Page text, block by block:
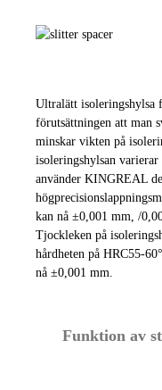
Ultralätt isoleringshylsa
förutsättningen att man
minskar vikten på
isoleringshylsan
använder KINGREAL
kan nå ±0,001 mm, /
Tjockleken på
hårdheten på HRC55-
nå ±0,001 mm.
Funktion av